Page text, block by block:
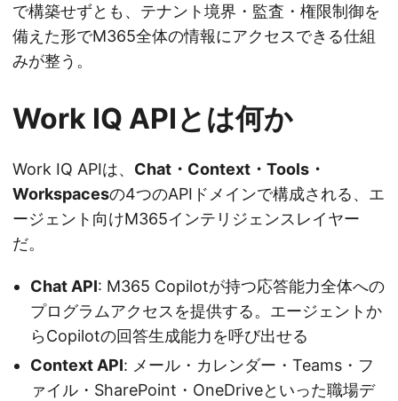
で構築せずとも、テナント境界・監査・権限制御を
備えた形でM365全体の情報にアクセスできる仕組
みが整う。
Work IQ APIとは何か
Work IQ APIは、 Chat・Context・Tools・
Workspacesの4つのAPIドメインで構成される、エ
ージェント向けM365インテリジェンスレイヤー
だ。
Chat API: M365 Copilotが持つ応答能力全体への
プログラムアクセスを提供する。エージェントか
らCopilotの回答生成能力を呼び出せる
Context API: メール・カレンダー・Teams・フ
ァイル・SharePoint・OneDriveといった職場デ